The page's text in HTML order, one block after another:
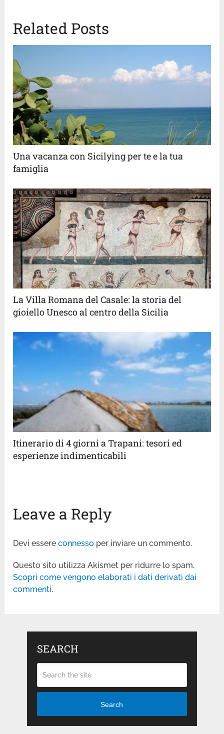
Related Posts
Una vacanza con Sicilying per te e la tua
famiglia
La Villa Romana del Casale: la storia del
gioiello Unesco al centro della Sicilia
Itinerario di 4 giorni a Trapani: tesori ed
esperienze indimenticabili
Leave a Reply
Devi essereconnesso per inviare un commento.
Questo sito utilizza Akismet per ridurre lo spam.
Scopri come vengono elaborati i dati derivati dai
commenti.
SEARCH
Search